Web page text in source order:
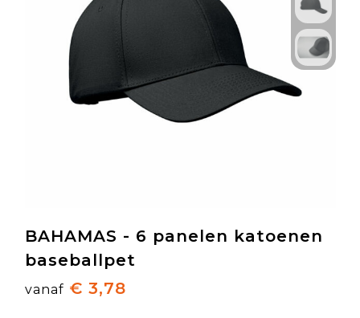
BAHAMAS - 6 panelen katoenen
baseballpet
vanaf € 3,78